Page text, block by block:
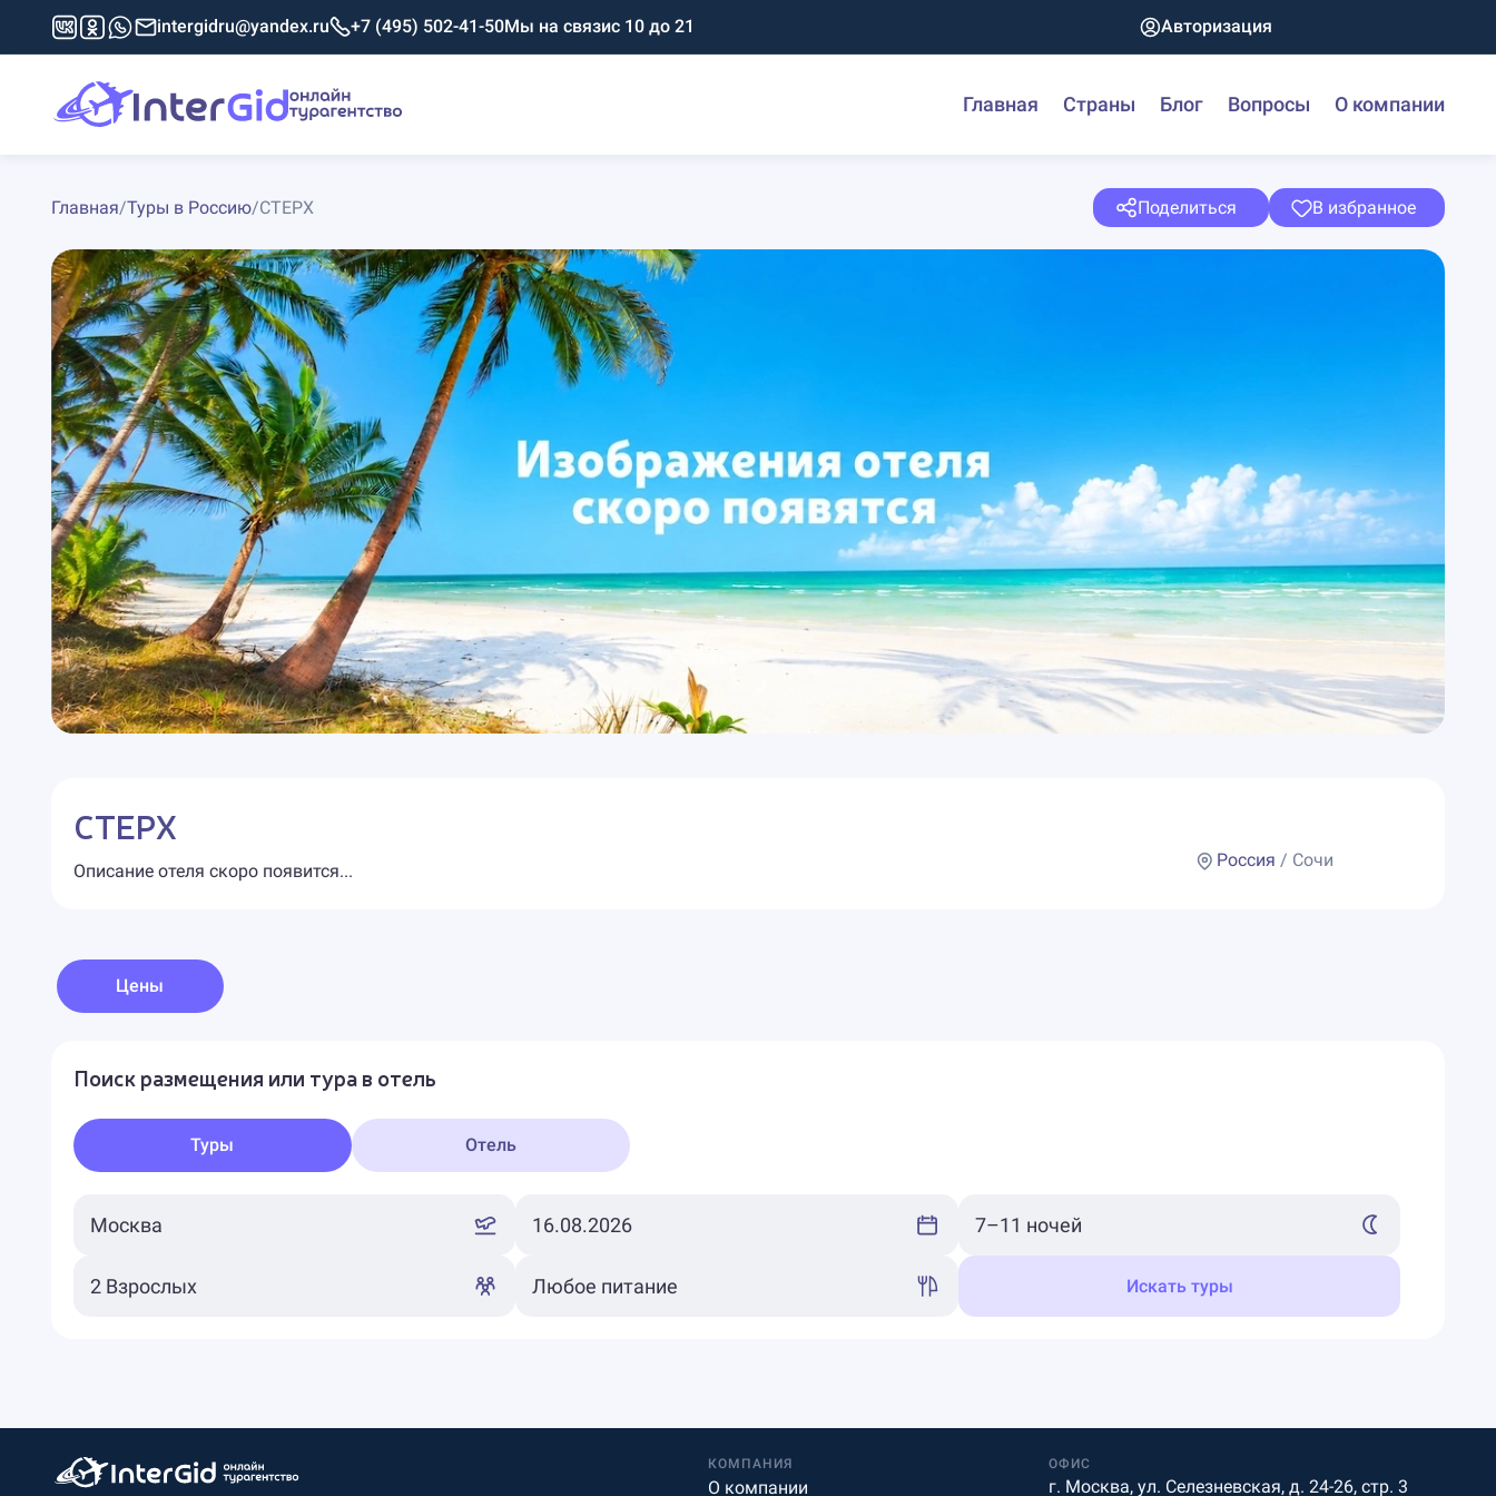
intergidru@yandex.ru +7 (495) 502-41-50Мы на связис 10 до 21 Авторизация
Главная Страны Блог Вопросы О компании
Главная/Туры в Россию/СТЕРХ Поделиться В избранное
СТЕРХ
Описание отеля скоро появится...
Россия / Сочи
Цены
Поиск размещения или тура в отель
Туры Отель
Искать туры
КОМПАНИЯ
О компании
ОФИС
г. Москва, ул. Селезневская, д. 24-26, стр. 3